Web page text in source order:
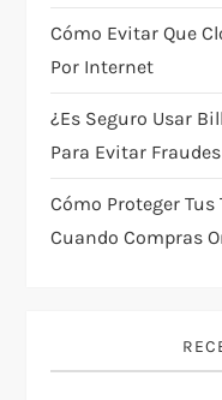
o
n
Cómo Evitar Que
Por Internet
¿Es Seguro Usar
Para Evitar Fraudes
Cómo Proteger
Cuando Compras